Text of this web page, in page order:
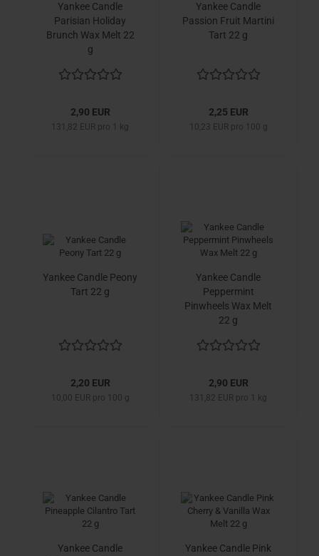
Yankee Candle
Parisian Holiday
Brunch Wax Melt 22
g
2,90 EUR
131,82 EUR pro 1 kg
Yankee Candle
Passion Fruit Martini
Tart 22 g
2,25 EUR
10,23 EUR pro 100 g
Yankee Candle Peony
Tart 22 g
2,20 EUR
10,00 EUR pro 100 g
Yankee Candle
Peppermint
Pinwheels Wax Melt
22 g
2,90 EUR
131,82 EUR pro 1 kg
Yankee Candle
Yankee Candle Pink